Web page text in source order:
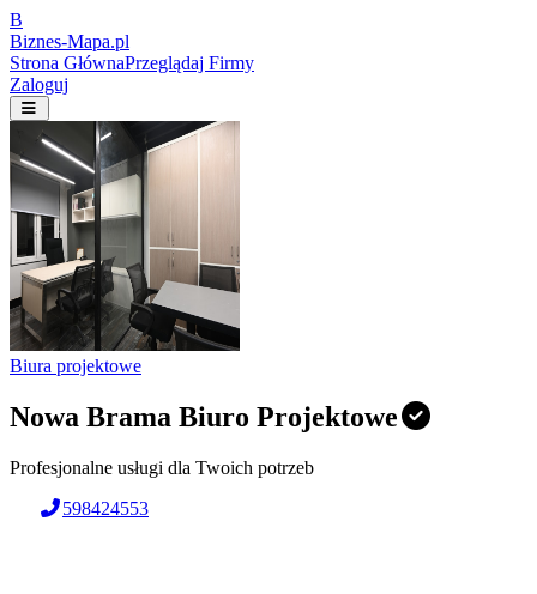
B
Biznes-Mapa.pl
Strona GłównaPrzeglądaj Firmy
Zaloguj
Biura projektowe
Nowa Brama Biuro Projektowe
Profesjonalne usługi dla Twoich potrzeb
598424553